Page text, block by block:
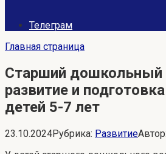
Телеграм
Главная страница
Старший дошкольный
развитие и
детей 5-7 лет
23.10.2024Рубрика: РазвитиеАвтор: